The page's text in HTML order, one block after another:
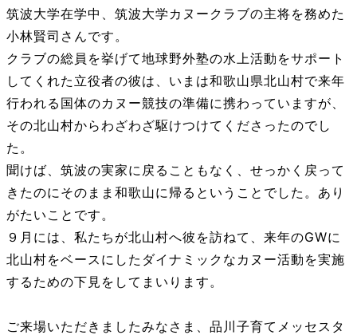
筑波大学在学中、筑波大学カヌークラブの主将を務めた
小林賢司さんです。
クラブの総員を挙げて地球野外塾の水上活動をサポート
してくれた立役者の彼は、いまは和歌山県北山村で来年
行われる国体のカヌー競技の準備に携わっていますが、
その北山村からわざわざ駆けつけてくださったのでし
た。
聞けば、筑波の実家に戻ることもなく、せっかく戻って
きたのにそのまま和歌山に帰るということでした。あり
がたいことです。
９月には、私たちが北山村へ彼を訪ねて、来年のGWに
北山村をベースにしたダイナミックなカヌー活動を実施
するための下見をしてまいります。
ご来場いただきましたみなさま、品川子育てメッセスタ